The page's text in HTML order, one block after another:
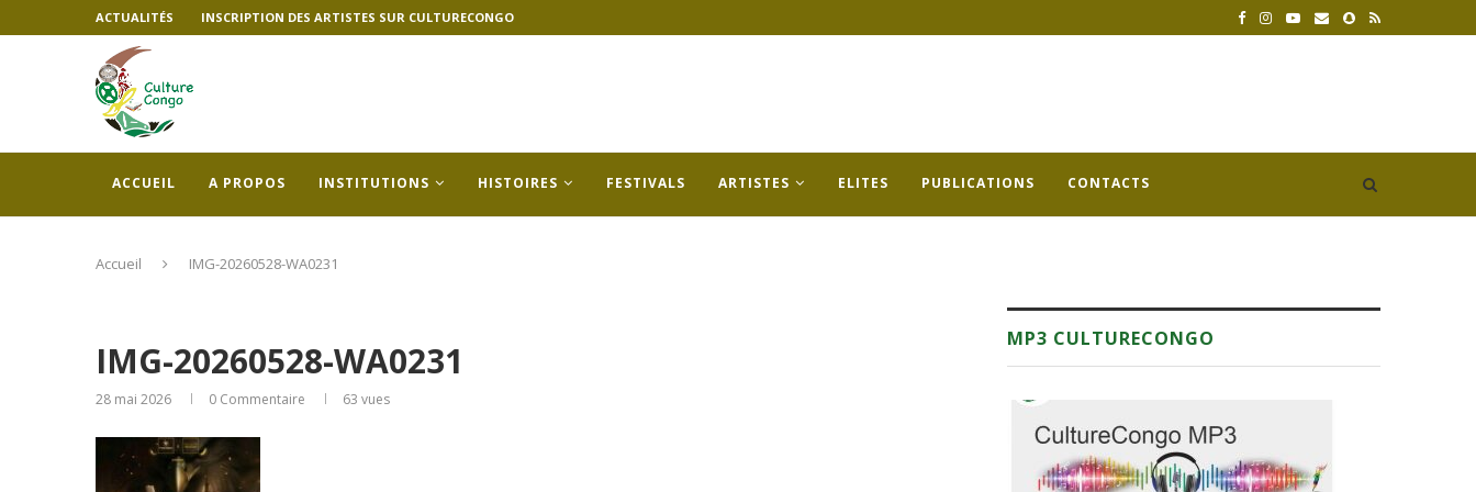
ACTUALITÉS INSCRIPTION DES ARTISTES SUR CULTURECONGO
ACCUEIL A PROPOS INSTITUTIONS HISTOIRES FESTIVALS ARTISTES ELITES PUBLICATIONS CONTACTS
Accueil IMG-20260528-WA0231
IMG-20260528-WA0231
28 mai 2026 0 Commentaire 63 vues
MP3 CULTURECONGO